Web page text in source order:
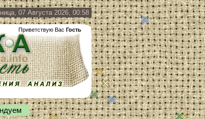
07 Августа 2026, 00:58
Приветствую Вас Гость